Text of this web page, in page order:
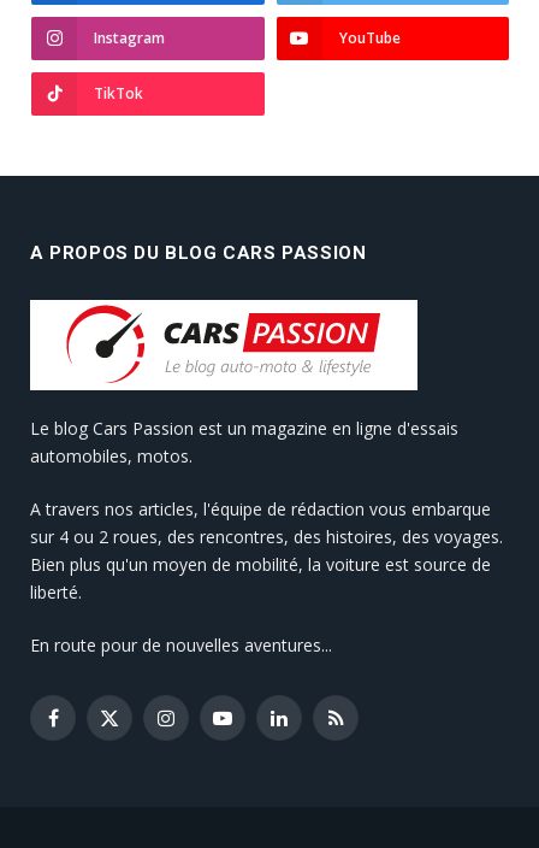
Instagram YouTube
TikTok
A PROPOS DU BLOG CARS PASSION
Le blog Cars Passion est un magazine en ligne d'essais
automobiles, motos.
A travers nos articles, l'équipe de rédaction vous embarque
sur 4 ou 2 roues, des rencontres, des histoires, des voyages.
Bien plus qu'un moyen de mobilité, la voiture est source de
liberté.
En route pour de nouvelles aventures...
Facebook
X
InstagramYouTubeLinkedInRSS